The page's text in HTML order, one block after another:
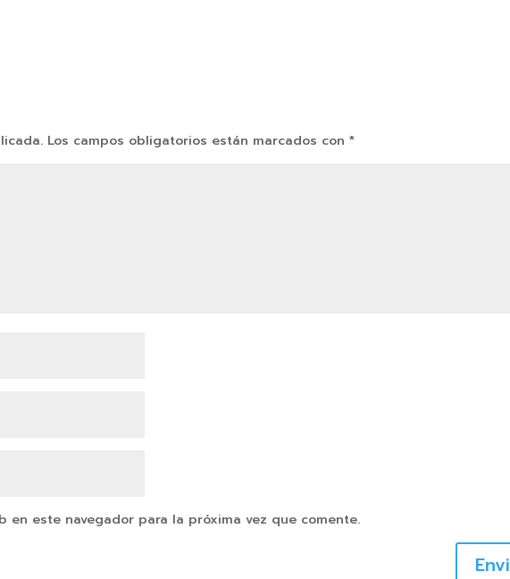
Los campos obligatorios están marcados con*
en este navegador para la próxima vez que comente.